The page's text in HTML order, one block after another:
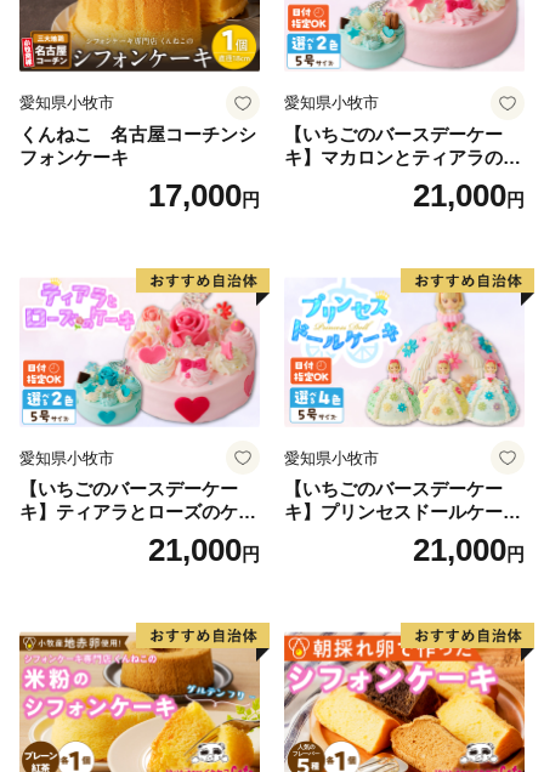
愛知県小牧市
くんねこ 名古屋コーチンシ
フォンケーキ
17,000円
愛知県小牧市
【いちごのバースデーケー
キ】マカロンとティアラのケ
ーキ スイーツ 日時指定可 デ
ザート 洋菓子 お取り寄せ 愛
デコレーションケーキ ホー
ルケーキ
21,000円
愛知県小牧市
【いちごのバースデーケー
キ】ティアラとローズのケー
キ スイーツ デザート 洋菓
子 お取り寄せ 愛知県 小牧市
レーション ホールケーキ 日
時指定可
21,000円
愛知県小牧市
【いちごのバースデーケー
キ】プリンセスドールケーキ
日時指定可 スイーツ デザー
ト 洋菓子 お取り寄せ 愛知県
デコレーションケーキ ホー
ルケーキ 人形 かわいい こど
も
21,000円